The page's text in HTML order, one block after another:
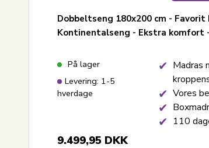
Dobbeltseng 180x200 cm - Favorit
Kontinentalseng - Ekstra komfort
På lager
Levering: 1-5
hverdage
Madras
Vores
110
9.499,95 DKK